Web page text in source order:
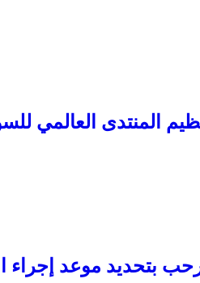
المنتدى العالمي
بتحديد موعد إجراء